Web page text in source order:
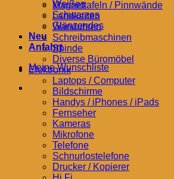
Weißes
Schwarzes
Glänzendes
Neu
Anfahrt
Meine Wunschliste
Magnettafeln / Pinnwände
Landkarten
Wanduhren
Schreibmaschinen
Spinde
Diverse Büromöbel
Elektronik
Laptops / Computer
Bildschirme
Handys / iPhones / iPads
Fernseher
Kameras
Mikrofone
Telefone
Schnurlostelefone
Drucker / Kopierer